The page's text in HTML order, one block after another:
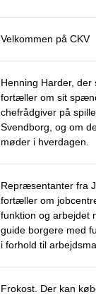
Velkommen på CKV
Henning Harder, der
fortæller om sit
chefrådgiver på
Svendborg, og om
møder i hverdagen.
Repræsentanter fra
fortæller om
funktion og arbejdet
guide borgere med
i forhold til
Frokost. Der kan